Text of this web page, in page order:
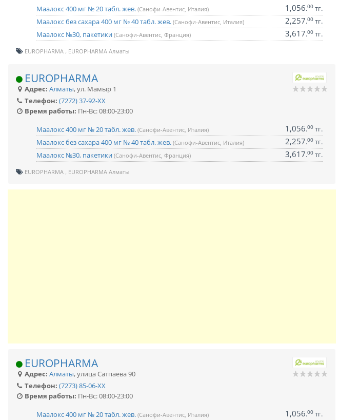
Маалокс 400 мг № 20 табл. жев. (Санофи-Авентис, Италия) 1,056.00тг.
Маалокс без сахара 400 мг № 40 табл. жев. (Санофи-Авентис, Италия) 2,257.00тг.
Маалокс №30, пакетики (Санофи-Авентис, Франция) 3,617.00тг.
EUROPHARMA EUROPHARMA Алматы
EUROPHARMA
Адрес: Алматы,ул. Мамыр 1
Телефон: (7272) 37-92-XX
Время работы: Пн-Вс: 08:00-23:00
Маалокс 400 мг № 20 табл. жев. (Санофи-Авентис, Италия) 1,056.00тг.
Маалокс без сахара 400 мг № 40 табл. жев. (Санофи-Авентис, Италия) 2,257.00тг.
Маалокс №30, пакетики (Санофи-Авентис, Франция) 3,617.00тг.
EUROPHARMA EUROPHARMA Алматы
EUROPHARMA
Адрес: Алматы,улица Сатпаева 90
Телефон: (7273) 85-06-XX
Время работы: Пн-Вс: 08:00-23:00
Маалокс 400 мг № 20 табл. жев. (Санофи-Авентис, Италия) 1,056.00тг.